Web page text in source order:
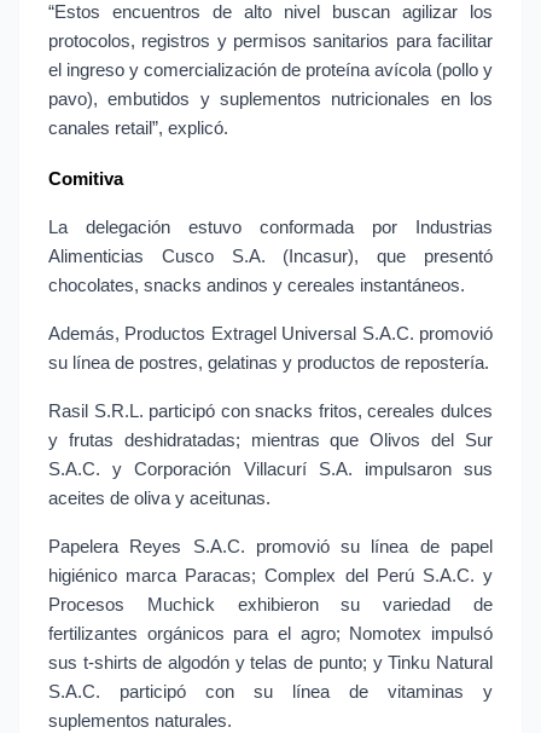
“Estos encuentros de alto nivel buscan agilizar los
protocolos, registros y permisos sanitarios para facilitar
el ingreso y comercialización de proteína avícola (pollo y
pavo), embutidos y suplementos nutricionales en los
canales retail”, explicó.
Comitiva
La delegación estuvo conformada por Industrias
Alimenticias Cusco S.A. (Incasur), que presentó
chocolates, snacks andinos y cereales instantáneos.
Además, Productos Extragel Universal S.A.C. promovió
su línea de postres, gelatinas y productos de repostería.
Rasil S.R.L. participó con snacks fritos, cereales dulces
y frutas deshidratadas; mientras que Olivos del Sur
S.A.C. y Corporación Villacurí S.A. impulsaron sus
aceites de oliva y aceitunas.
Papelera Reyes S.A.C. promovió su línea de papel
higiénico marca Paracas; Complex del Perú S.A.C. y
Procesos Muchick exhibieron su variedad de
fertilizantes orgánicos para el agro; Nomotex impulsó
sus t-shirts de algodón y telas de punto; y Tinku Natural
S.A.C. participó con su línea de vitaminas y
suplementos naturales.